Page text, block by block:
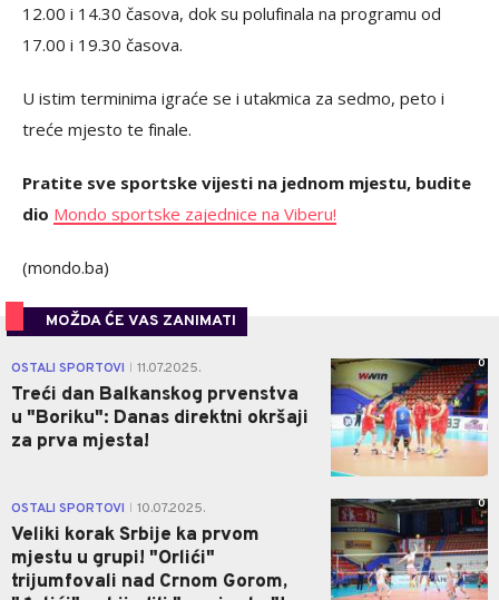
12.00 i 14.30 časova, dok su polufinala na programu od
17.00 i 19.30 časova.
U istim terminima igraće se i utakmica za sedmo, peto i
treće mjesto te finale.
Pratite sve sportske vijesti na jednom mjestu, budite
dio Mondo sportske zajednice na Viberu!
(mondo.ba)
MOŽDA ĆE VAS ZANIMATI
OSTALI SPORTOVI 11.07.2025.
Treći dan Balkanskog prvenstva
u "Boriku": Danas direktni okršaji
za prva mjesta!
0
OSTALI SPORTOVI 10.07.2025.
Veliki korak Srbije ka prvom
mjestu u grupi! "Orlići"
trijumfovali nad Crnom Gorom,
0